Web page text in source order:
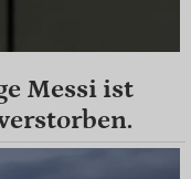
Messi ist